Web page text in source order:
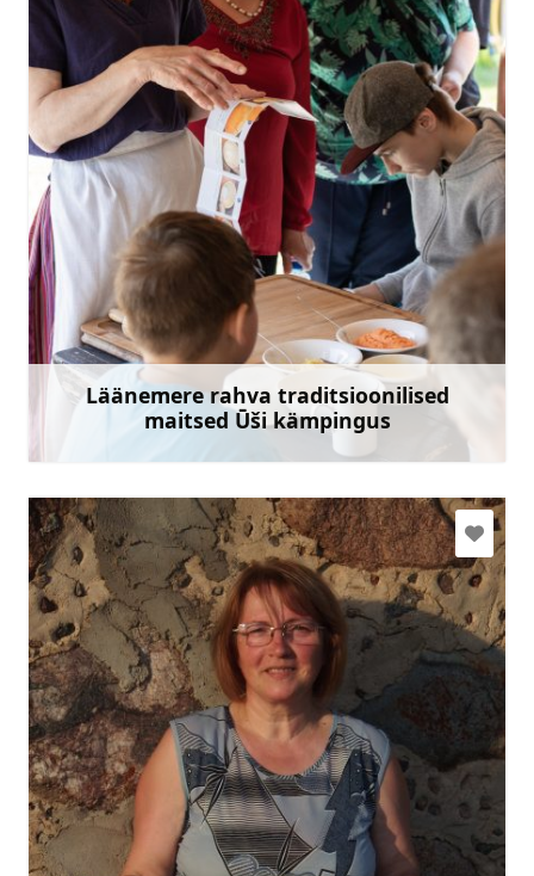
Läänemere rahva traditsioonilised
maitsed Ūši kämpingus
info@coastalfeelings.com
+371 29475692
Mine
Rohkem teavet